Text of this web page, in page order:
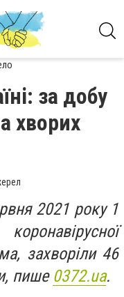
за добу
хворих
2021 року 1
захворіли 46
пише 0372.ua.